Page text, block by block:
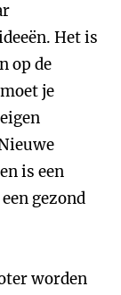
Het is
op de
je
is een
gezond
worden